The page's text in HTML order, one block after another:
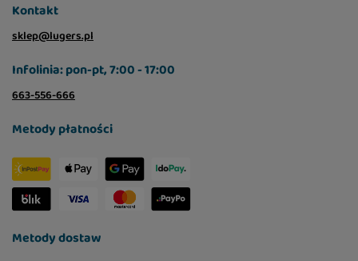
Kontakt
sklep@lugers.pl
Infolinia: pon-pt, 7:00 - 17:00
663-556-666
Metody płatności
Metody dostaw